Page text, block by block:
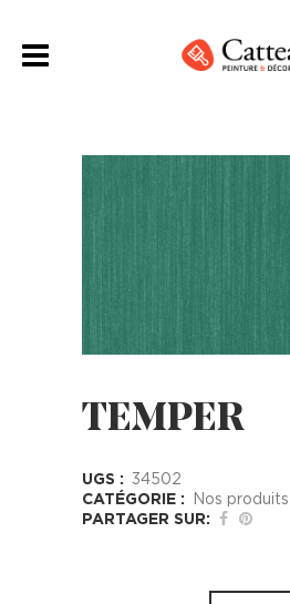
TEMPER
UGS : 34502
CATÉGORIE :
Nos
PARTAGER SUR: